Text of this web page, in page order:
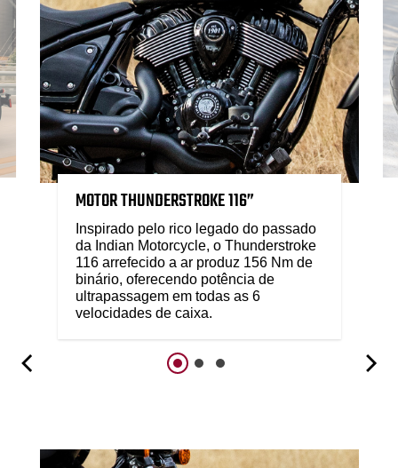
MOTOR THUNDERSTROKE 116”
Inspirado pelo rico legado do passado
da Indian Motorcycle, o Thunderstroke
116 arrefecido a ar produz 156 Nm de
binário, oferecendo potência de
ultrapassagem em todas as 6
velocidades de caixa.